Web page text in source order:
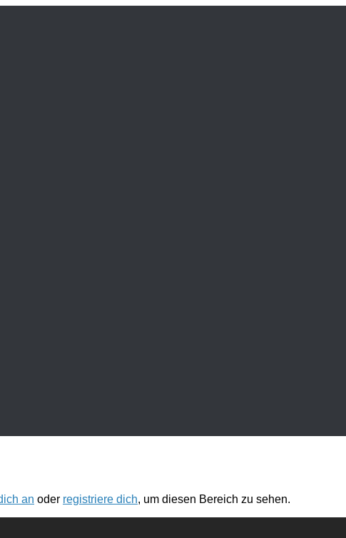
an oder registriere dich, um diesen Bereich zu sehen.